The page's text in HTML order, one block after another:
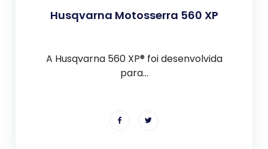
Husqvarna Motosserra 560 XP
A Husqvarna 560 XP® foi desenvolvida
para...